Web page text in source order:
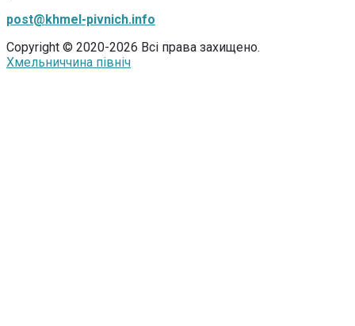
post@khmel-pivnich.info
Copyright © 2020-2026 Всі права захищено.
Хмельниччина північ